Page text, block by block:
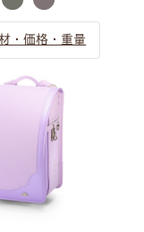
ドセルの選び方
子にもおすすめ
鞄ランドセルの
選び方
可愛い！女の子か
・価格・重量